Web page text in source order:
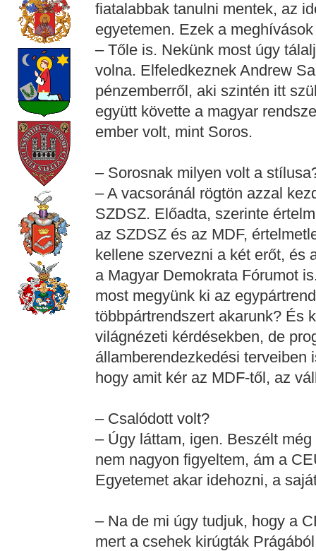
fiatalabbak tanulni mentek, az
egyetemen. Ezek a
– Tőle is. Nekünk most úgy
volna. Elfeledkeznek Andrew
pénzemberről, aki szintén itt
együtt követte a magyar
ember volt, mint Soros.
– Sorosnak milyen volt a
– A vacsoránál rögtön azzal
SZDSZ. Előadta, szerinte
az SZDSZ és az MDF,
kellene szervezni a két erőt, és
a Magyar Demokrata Fórumot
most megyünk ki az
többpártrendszert akarunk? És
világnézeti kérdésekben, de
államberendezkedési terveiben
hogy amit kér az MDF-től, az
– Csalódott volt?
– Úgy láttam, igen. Beszélt
nem nagyon figyeltem, ám a
Egyetemet akar idehozni, a
– Na de mi úgy tudjuk, hogy a
mert a csehek kirúgták